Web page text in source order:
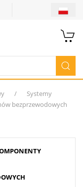
Systemy
bezprzewodowych